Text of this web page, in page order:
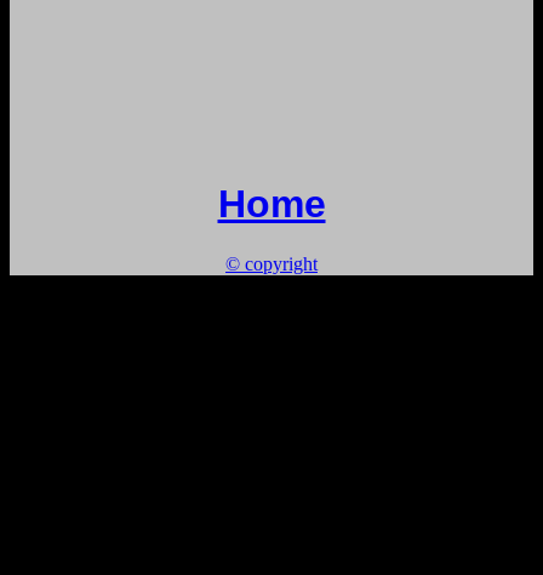
Home
© copyright